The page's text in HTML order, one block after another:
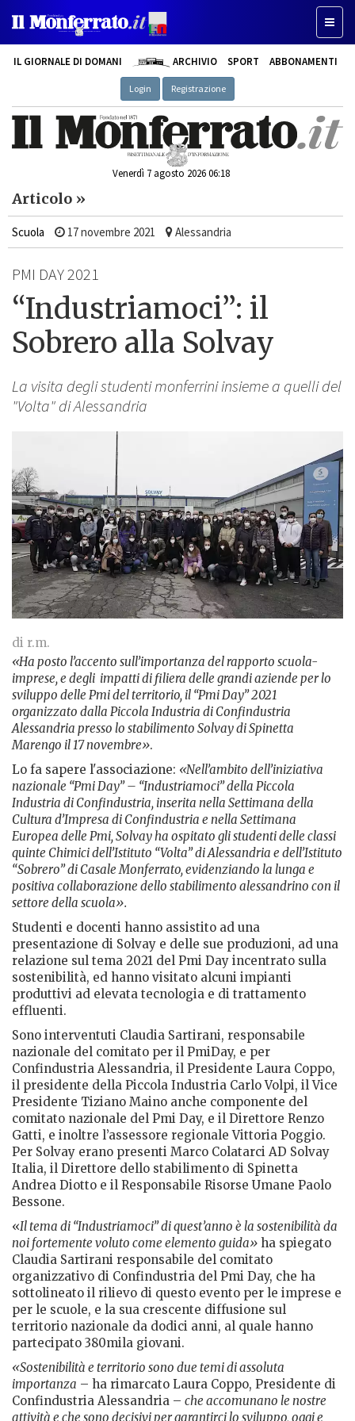
IL GIORNALE DI DOMANI ARCHIVIO SPORT ABBONAMENTI
Login Registrazione
Venerdì 7 agosto 2026 06:18
Articolo »
Scuola 17 novembre 2021 Alessandria
PMI DAY 2021
“Industriamoci”: il
Sobrero alla Solvay
La visita degli studenti monferrini insieme a quelli del
"Volta" di Alessandria
di r.m.
«Ha posto l’accento sull’importanza del rapporto scuola-
imprese, e degli impatti di filiera delle grandi aziende per lo
sviluppo delle Pmi del territorio, il “Pmi Day” 2021
organizzato dalla Piccola Industria di Confindustria
Alessandria presso lo stabilimento Solvay di Spinetta
Marengo il 17 novembre».
Lo fa sapere l'associazione: «Nell’ambito dell’iniziativa
nazionale “Pmi Day” – “Industriamoci” della Piccola
Industria di Confindustria, inserita nella Settimana della
Cultura d’Impresa di Confindustria e nella Settimana
Europea delle Pmi, Solvay ha ospitato gli studenti delle classi
quinte Chimici dell’Istituto “Volta” di Alessandria e dell’Istituto
“Sobrero” di Casale Monferrato, evidenziando la lunga e
positiva collaborazione dello stabilimento alessandrino con il
settore della scuola».
Studenti e docenti hanno assistito ad una
presentazione di Solvay e delle sue produzioni, ad una
relazione sul tema 2021 del Pmi Day incentrato sulla
sostenibilità, ed hanno visitato alcuni impianti
produttivi ad elevata tecnologia e di trattamento
effluenti.
Sono interventuti Claudia Sartirani, responsabile
nazionale del comitato per il PmiDay, e per
Confindustria Alessandria, il Presidente Laura Coppo,
il presidente della Piccola Industria Carlo Volpi, il Vice
Presidente Tiziano Maino anche componente del
comitato nazionale del Pmi Day, e il Direttore Renzo
Gatti, e inoltre l’assessore regionale Vittoria Poggio.
Per Solvay erano presenti Marco Colatarci AD Solvay
Italia, il Direttore dello stabilimento di Spinetta
Andrea Diotto e il Responsabile Risorse Umane Paolo
Bessone.
«Il tema di “Industriamoci” di quest’anno è la sostenibilità da
noi fortemente voluto come elemento guida» ha spiegato
Claudia Sartirani responsabile del comitato
organizzativo di Confindustria del Pmi Day, che ha
sottolineato il rilievo di questo evento per le imprese e
per le scuole, e la sua crescente diffusione sul
territorio nazionale da dodici anni, al quale hanno
partecipato 380mila giovani.
«Sostenibilità e territorio sono due temi di assoluta
importanza – ha rimarcato Laura Coppo, Presidente di
Confindustria Alessandria – che accomunano le nostre
attività e che sono decisivi per garantirci lo sviluppo, oggi e